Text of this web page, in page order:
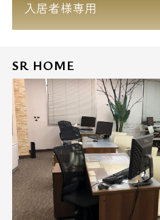
入居者様専用
SR HOME